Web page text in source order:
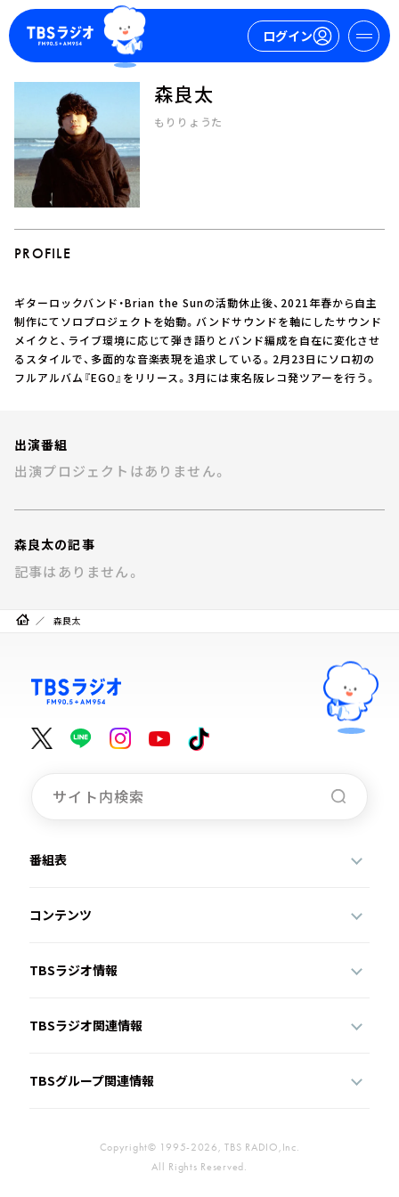
ログイン
マイページ
ログイン
今日の番組表
週間番組表
トピックス
TBS Podcast
YouTube
会社情報
森良太
もりりょうた
PROFILE
ギターロックバンド・Brian the Sunの活動休止後、2021年春から自主
制作にてソロプロジェクトを始動。バンドサウンドを軸にしたサウンド
メイクと、ライブ環境に応じて弾き語りとバンド編成を自在に変化させ
るスタイルで、多面的な音楽表現を追求している。2月23日にソロ初の
フルアルバム『EGO』をリリース。3月には東名阪レコ発ツアーを行う。
出演番組
出演プロジェクトはありません。
森良太の記事
記事はありません。
森良太
番組表
コンテンツ
TBSラジオ情報
TBSラジオ関連情報
TBSグループ関連情報
Copyright© 1995-2026, TBS RADIO,Inc.
All Rights Reserved.